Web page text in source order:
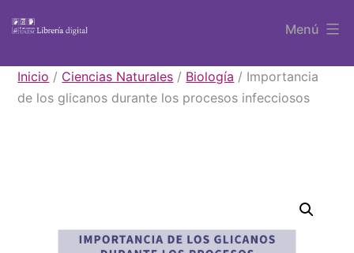
contenido
Libros
UAEM
Menú
Inicio / Ciencias Naturales / Biología / Importancia
de los glicanos durante los procesos infecciosos